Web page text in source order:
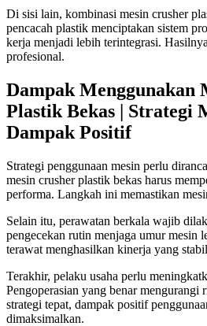
Di sisi lain, kombinasi mesin crusher
pencacah plastik menciptakan sistem
kerja menjadi lebih terintegrasi.
profesional.
Dampak Menggunakan
Plastik Bekas | Strategi
Dampak Positif
Strategi penggunaan mesin perlu
mesin crusher plastik bekas harus
performa. Langkah ini memastikan
Selain itu, perawatan berkala wajib
pengecekan rutin menjaga umur mesin
terawat menghasilkan kinerja yang
Terakhir, pelaku usaha perlu
Pengoperasian yang benar mengurangi
strategi tepat, dampak positif
dimaksimalkan.